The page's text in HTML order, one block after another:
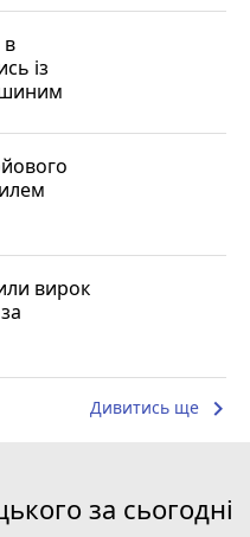
в
із
вирок
Дивитись ще keyboard_arrow_right
за сьогодні